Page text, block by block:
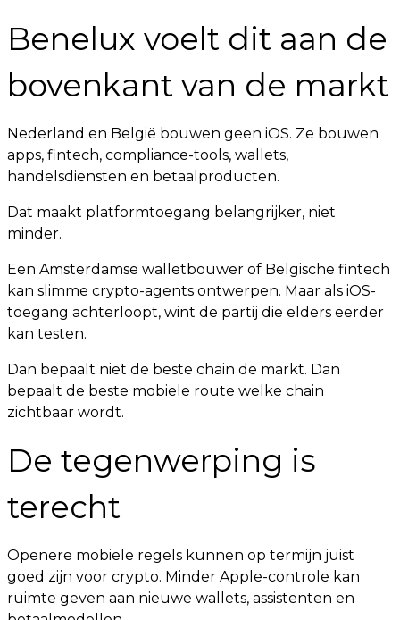
Benelux voelt dit aan de
bovenkant van de markt
Nederland en België bouwen geen iOS. Ze bouwen
apps, fintech, compliance-tools, wallets,
handelsdiensten en betaalproducten.
Dat maakt platformtoegang belangrijker, niet
minder.
Een Amsterdamse walletbouwer of Belgische fintech
kan slimme crypto-agents ontwerpen. Maar als iOS-
toegang achterloopt, wint de partij die elders eerder
kan testen.
Dan bepaalt niet de beste chain de markt. Dan
bepaalt de beste mobiele route welke chain
zichtbaar wordt.
De tegenwerping is
terecht
Openere mobiele regels kunnen op termijn juist
goed zijn voor crypto. Minder Apple-controle kan
ruimte geven aan nieuwe wallets, assistenten en